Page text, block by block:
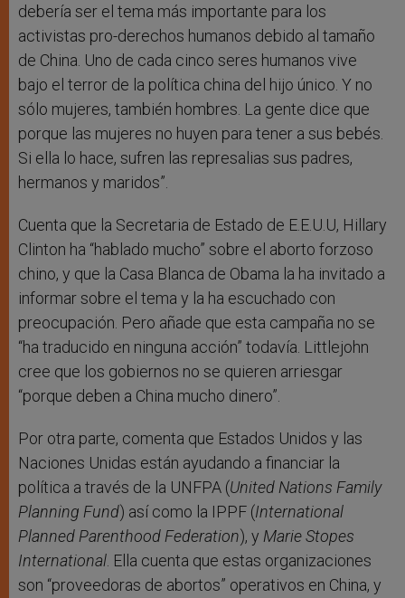
debería ser el tema más importante para los
activistas pro-derechos humanos debido al tamaño
de China. Uno de cada cinco seres humanos vive
bajo el terror de la política china del hijo único. Y no
sólo mujeres, también hombres. La gente dice que
porque las mujeres no huyen para tener a sus bebés.
Si ella lo hace, sufren las represalias sus padres,
hermanos y maridos”.
Cuenta que la Secretaria de Estado de E.E.U.U, Hillary
Clinton ha “hablado mucho” sobre el aborto forzoso
chino, y que la Casa Blanca de Obama la ha invitado a
informar sobre el tema y la ha escuchado con
preocupación. Pero añade que esta campaña no se
“ha traducido en ninguna acción” todavía. Littlejohn
cree que los gobiernos no se quieren arriesgar
“porque deben a China mucho dinero”.
Por otra parte, comenta que Estados Unidos y las
Naciones Unidas están ayudando a financiar la
política a través de la UNFPA (United Nations Family
Planning Fund) así como la IPPF (International
Planned Parenthood Federation), y Marie Stopes
International. Ella cuenta que estas organizaciones
son “proveedoras de abortos” operativos en China, y